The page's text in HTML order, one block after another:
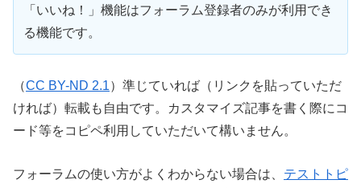
「いいね！」機能はフォーラム登録者のみが利用でき
る機能です。
（CC BY-ND 2.1）準じていれば（リンクを貼っていただ
ければ）転載も自由です。カスタマイズ記事を書く際にコ
ード等をコピペ利用していただいて構いません。
フォーラムの使い方がよくわからない場合は、 テストトピ